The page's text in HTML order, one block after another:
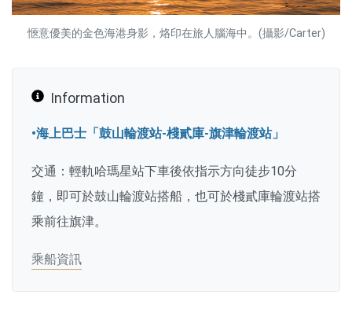
愜意優美的金色海港身影，烙印在旅人腦海中。(攝影/Carter)
Information
•海上巴士「鼓山輪渡站-棧貳庫-旗津輪渡站」
交通：輕軌哈瑪星站下車後依指示方向徒步10分
鐘，即可於鼓山輪渡站搭船，也可於棧貳庫輪渡站搭
乘前往旗津。
乘船資訊